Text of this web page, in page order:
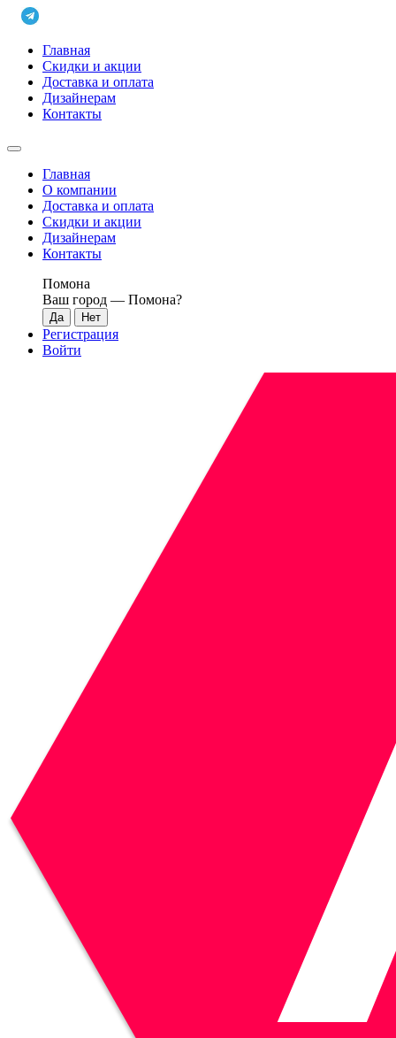
Главная
Скидки и акции
Доставка и оплата
Дизайнерам
Контакты
Главная
О компании
Доставка и оплата
Скидки и акции
Дизайнерам
Контакты
Помона
Ваш город — Помона?
Регистрация
Войти